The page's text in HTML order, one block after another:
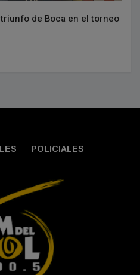
de Boca en el torneo
POLICIALES